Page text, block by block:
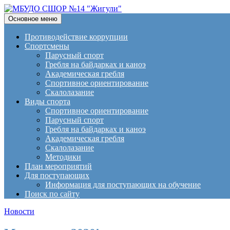
МБУДО СШОР №14
Поиск
Основное меню Перейти
к
содержимому
Противодействие коррупции
Спортсмены
Парусный спорт
Гребля на байдарках и каноэ
Академическая гребля
Спортивное ориентирование
Скалолазание
Виды спорта
Спортивное ориентирование
Парусный спорт
Гребля на байдарках и каноэ
Академическая гребля
Скалолазание
Методики
План мероприятий
Для поступающих
Информация для поступающих на обучение
Поиск по сайту
Новости